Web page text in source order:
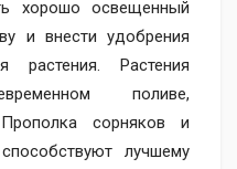
хорошо освещенный
и внести удобрения
растения. Растения
поливе,
сорняков и
лучшему